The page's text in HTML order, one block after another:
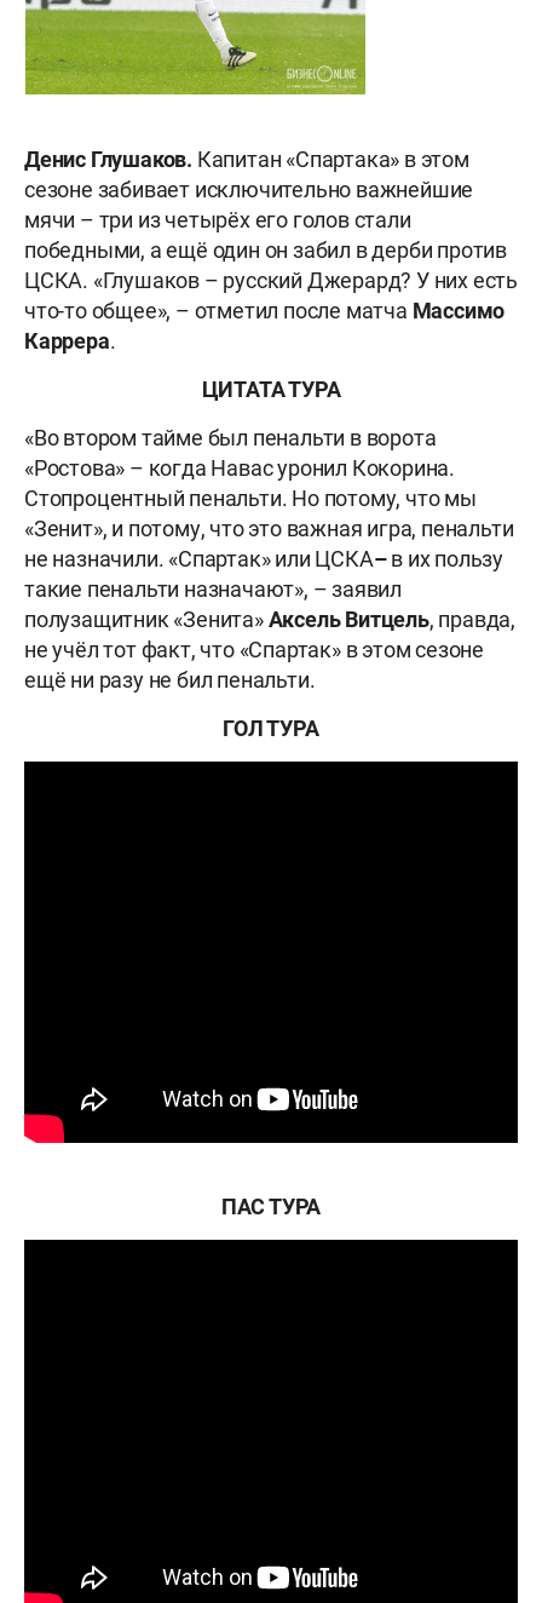
Денис Глушаков. Капитан «Спартака» в этом
сезоне забивает исключительно важнейшие
мячи – три из четырёх его голов стали
победными, а ещё один он забил в дерби против
ЦСКА. «Глушаков – русский Джерард? У них есть
что-то общее», – отметил после матча Массимо
Каррера.
ЦИТАТА ТУРА
«Во втором тайме был пенальти в ворота
«Ростова» – когда Навас уронил Кокорина.
Стопроцентный пенальти. Но потому, что мы
«Зенит», и потому, что это важная игра, пенальти
не назначили. «Спартак» или ЦСКА–в их пользу
такие пенальти назначают», – заявил
полузащитник «Зенита»Аксель Витцель, правда,
не учёл тот факт, что «Спартак» в этом сезоне
ещё ни разу не бил пенальти.
ГОЛ ТУРА
ПАС ТУРА